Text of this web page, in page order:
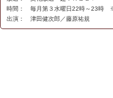
時間： 毎月第３水曜日22時～23時
出演： 津田健次郎／藤原祐規